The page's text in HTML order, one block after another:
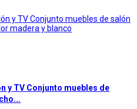
y TV Conjunto muebles de